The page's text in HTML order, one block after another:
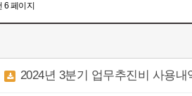
6 페이지
2024년 3분기 업무추진비 사용내